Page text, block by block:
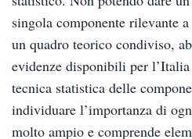
singola componente rilevante
un quadro teorico condiviso,
evidenze disponibili per
tecnica statistica delle
individuare l’importanza di
molto ampio e comprende